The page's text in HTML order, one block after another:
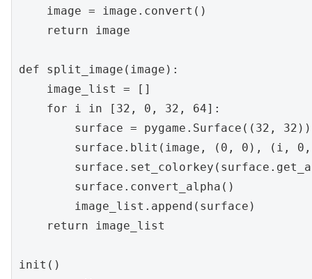
    image = image.convert()
    return image
def split_image(image):
    image_list = []
    for i in [32, 0, 32, 64]:
        surface = pygame.Surface((32, 32))
surface.blit(image, (0, 0), (i,
        surface.convert_alpha()
        image_list.append(surface)
    return image_list
init()